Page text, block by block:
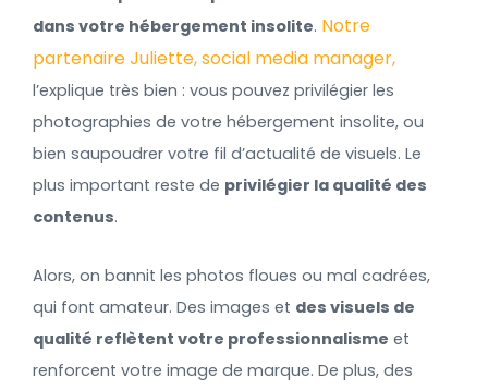
dans votre hébergement insolite. Notre
partenaire Juliette, social media manager,
l’explique très bien : vous pouvez privilégier les
photographies de votre hébergement insolite, ou
bien saupoudrer votre fil d’actualité de visuels. Le
plus important reste de privilégier la qualité des
contenus.
Alors, on bannit les photos floues ou mal cadrées,
qui font amateur. Des images et des visuels de
qualité reflètent votre professionnalisme et
renforcent votre image de marque. De plus, des